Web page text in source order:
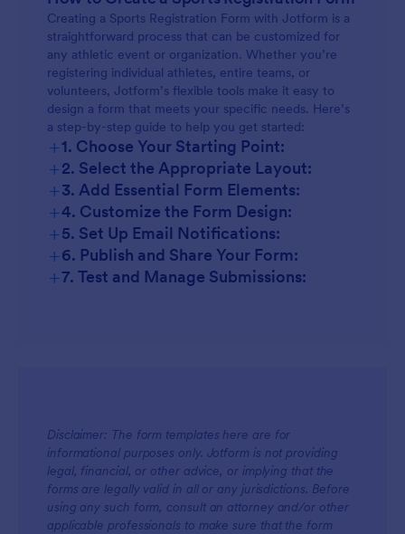
Creating a Sports Registration Form with Jotform is a
straightforward process that can be customized for
any athletic event or organization. Whether you’re
registering individual athletes, entire teams, or
volunteers, Jotform’s flexible tools make it easy to
design a form that meets your specific needs. Here’s
a step-by-step guide to help you get started:
+1. Choose Your Starting Point:
+2. Select the Appropriate Layout:
+3. Add Essential Form Elements:
+4. Customize the Form Design:
+5. Set Up Email Notifications:
+6. Publish and Share Your Form:
+7. Test and Manage Submissions:
Disclaimer: The form templates here are for
informational purposes only. Jotform is not providing
legal, financial, or other advice, or implying that the
forms are legally valid in all or any jurisdictions. Before
using any such form, consult an attorney and/or other
applicable professionals to make sure that the form